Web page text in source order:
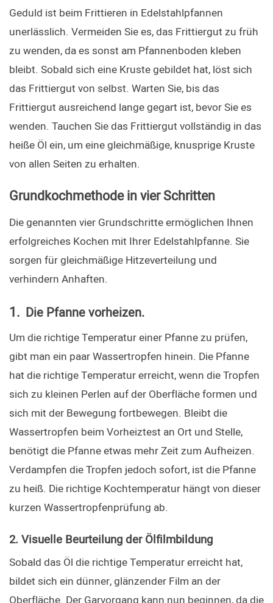
Geduld ist beim Frittieren in Edelstahlpfannen
unerlässlich. Vermeiden Sie es, das Frittiergut zu früh
zu wenden, da es sonst am Pfannenboden kleben
bleibt. Sobald sich eine Kruste gebildet hat, löst sich
das Frittiergut von selbst. Warten Sie, bis das
Frittiergut ausreichend lange gegart ist, bevor Sie es
wenden. Tauchen Sie das Frittiergut vollständig in das
heiße Öl ein, um eine gleichmäßige, knusprige Kruste
von allen Seiten zu erhalten.
Grundkochmethode in vier Schritten
Die genannten vier Grundschritte ermöglichen Ihnen
erfolgreiches Kochen mit Ihrer Edelstahlpfanne. Sie
sorgen für gleichmäßige Hitzeverteilung und
verhindern Anhaften.
1. Die Pfanne vorheizen.
Um die richtige Temperatur einer Pfanne zu prüfen,
gibt man ein paar Wassertropfen hinein. Die Pfanne
hat die richtige Temperatur erreicht, wenn die Tropfen
sich zu kleinen Perlen auf der Oberfläche formen und
sich mit der Bewegung fortbewegen. Bleibt die
Wassertropfen beim Vorheiztest an Ort und Stelle,
benötigt die Pfanne etwas mehr Zeit zum Aufheizen.
Verdampfen die Tropfen jedoch sofort, ist die Pfanne
zu heiß. Die richtige Kochtemperatur hängt von dieser
kurzen Wassertropfenprüfung ab.
2. Visuelle Beurteilung der Ölfilmbildung
Sobald das Öl die richtige Temperatur erreicht hat,
bildet sich ein dünner, glänzender Film an der